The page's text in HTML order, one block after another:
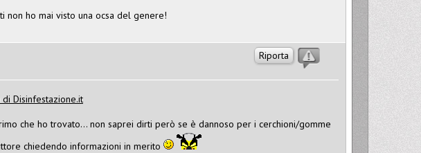
non ho mai visto una ocsa del genere!
Riporta
di Disinfestazione.it
che ho trovato... non saprei dirti però se è dannoso per i cerchioni/gomme
chiedendo informazioni in merito